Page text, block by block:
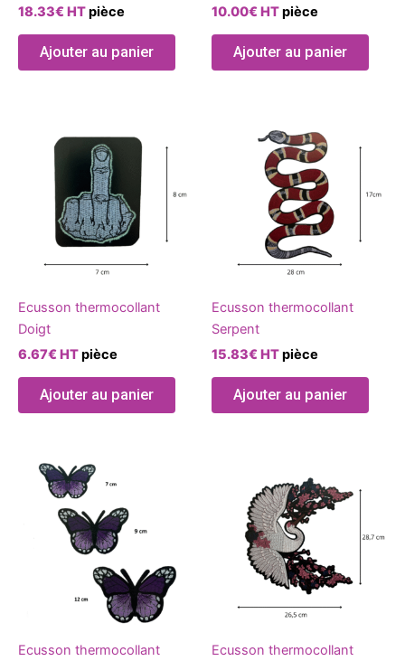
18.33€HTpièce
Ajouter au panier
10.00€HTpièce
Ajouter au panier
page
Ecusson thermocollant
Doigt
6.67€HTpièce
Ajouter au panier
Ecusson thermocollant
Serpent
15.83€HTpièce
Ajouter au panier
Ecusson thermocollant
Les
Ecusson thermocollant